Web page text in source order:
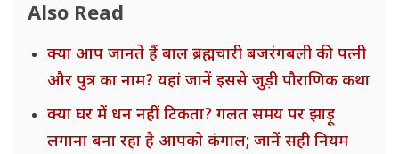
Also Read
क्या आप जानते हैं बाल ब्रह्मचारी बजरंगबली की पत्नी
और पुत्र का नाम? यहां जानें इससे जुड़ी पौराणिक कथा
क्या घर में धन नहीं टिकता? गलत समय पर झाड़ू
लगाना बना रहा है आपको कंगाल; जानें सही नियम